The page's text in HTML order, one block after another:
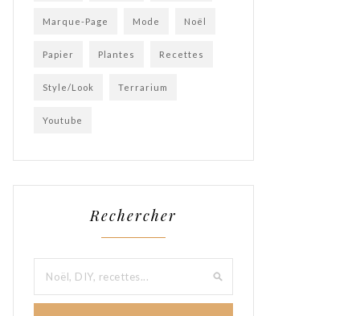
Marque-Page Mode Noël
Papier Plantes Recettes
Style/Look Terrarium
Youtube
Rechercher